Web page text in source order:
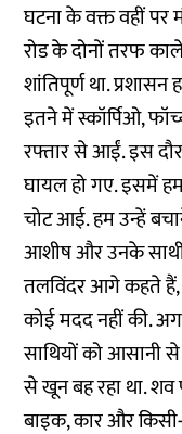
घटना के वक्त वहीं पर
रोड के दोनों तरफ
शांतिपूर्ण था.
इतने में स्कॉर्पिओ,
रफ्तार से आईं. इस
घायल हो गए. इसमें
चोट आई. हम उन्हें
आशीष और उनके
तलविंदर आगे कहते हैं,
कोई मदद नहीं की.
साथियों को आसानी
से खून बह रहा था.
बाइक, कार और